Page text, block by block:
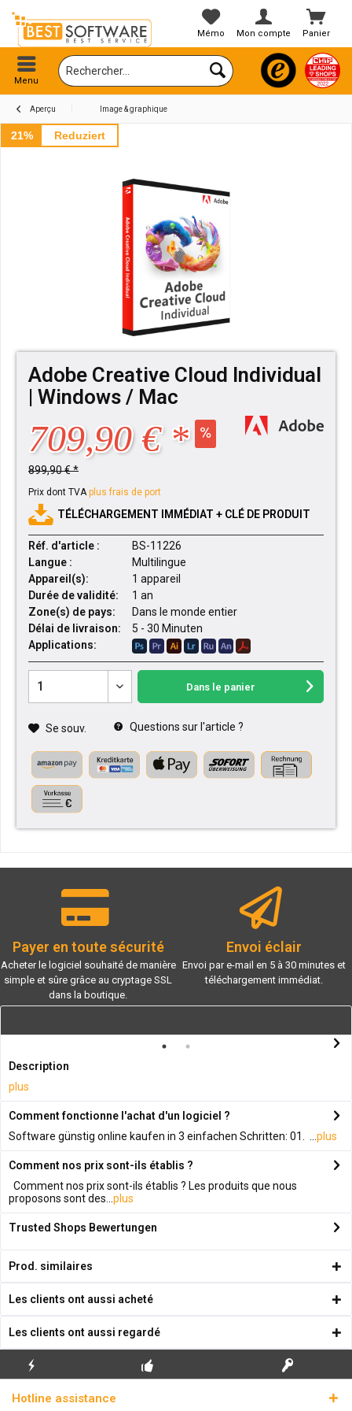
Panier
Mémo Mon compte
Menu
Aperçu Image & graphique
21% Reduziert
Adobe Creative Cloud Individual
| Windows / Mac
709,90 € *
899,90 € *
Prix dont TVAplus frais de port
TÉLÉCHARGEMENT IMMÉDIAT + CLÉ DE PRODUIT
Réf. d'article :
BS-11226
Langue :
Multilingue
Appareil(s):
1 appareil
Durée de validité:
1 an
Zone(s) de pays:
Dans le monde entier
Délai de livraison:
5 - 30 Minuten
Applications:
Dans le panier
Se souv. Questions sur l'article ?
Payer en toute sécurité
Acheter le logiciel souhaité de manière
simple et sûre grâce au cryptage SSL
dans la boutique.
Envoi éclair
Envoi par e-mail en 5 à 30 minutes et
téléchargement immédiat.
Description
plus
Comment fonctionne l'achat d'un logiciel ?
Software günstig online kaufen in 3 einfachen Schritten: 01. ... plus
Comment nos prix sont-ils établis ?
Comment nos prix sont-ils établis ? Les produits que nous
proposons sont des... plus
Trusted Shops Bewertungen
Prod. similaires
Les clients ont aussi acheté
Les clients ont aussi regardé
ÉCLAIR
Hotline assistance